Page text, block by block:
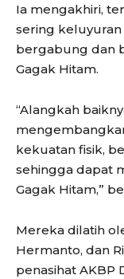
Ia mengakhiri,
sering keluyuran
bergabung dan
Gagak Hitam.
“Alangkah
kekuatan fisik,
sehingga dapat
Gagak Hitam,”
Mereka dilatih
Hermanto, dan
penasihat AKBP